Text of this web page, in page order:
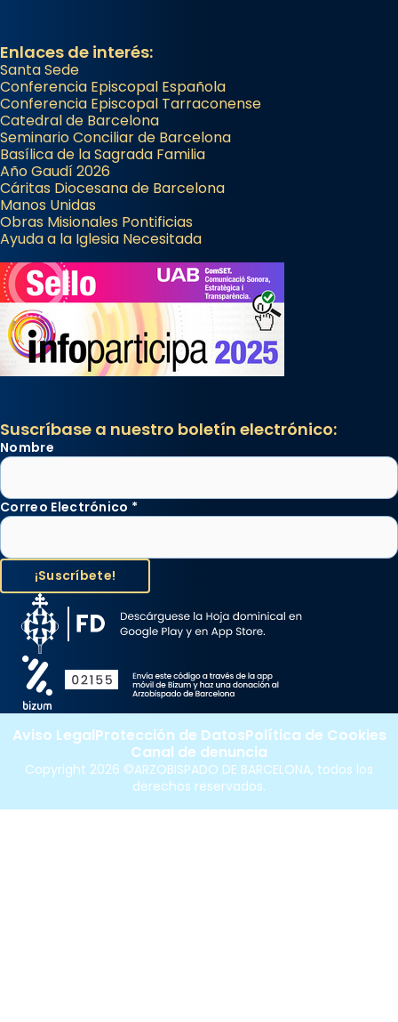
Enlaces de interés:
Santa Sede
Conferencia Episcopal Española
Conferencia Episcopal Tarraconense
Catedral de Barcelona
Seminario Conciliar de Barcelona
Basílica de la Sagrada Familia
Año Gaudí 2026
Cáritas Diocesana de Barcelona
Manos Unidas
Obras Misionales Pontificias
Ayuda a la Iglesia Necesitada
Suscríbase a nuestro boletín electrónico:
Nombre
Correo Electrónico *
Copyright 2026 ©ARZOBISPADO DE BARCELONA, todos los
derechos reservados.
Aviso LegalProtección de DatosPolítica de Cookies
Canal de denuncia